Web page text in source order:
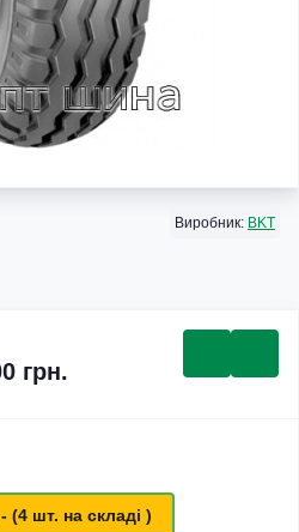
Виробник: BKT
грн.
(4 шт. на складі )